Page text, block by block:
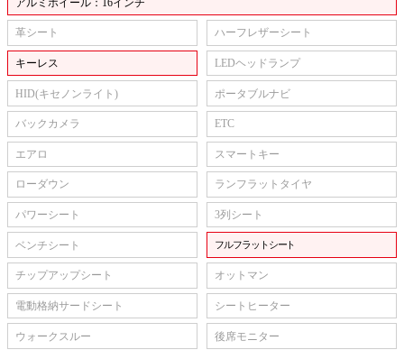
革シート ハーフレザーシート
キーレス LEDヘッドランプ
HID(キセノンライト) ポータブルナビ
バックカメラ ETC
エアロ スマートキー
ローダウン ランフラットタイヤ
パワーシート 3列シート
ベンチシート フルフラットシート
チップアップシート オットマン
電動格納サードシート シートヒーター
ウォークスルー 後席モニター